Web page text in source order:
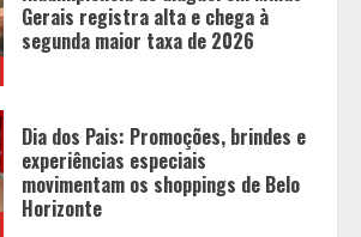
movimentam os shoppings de Belo
Horizonte
Unidade móvel percorre cidades de
Minas Gerais
para realizar gratuitamente
exames preventivos contra o
câncer